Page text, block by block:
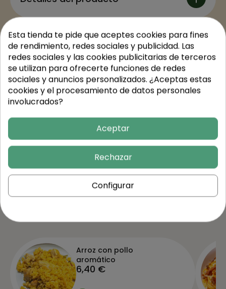
Valores nutricionales
Trusted Shops Reviews
Continúa
Arroz con pollo
aromático
6,40 €
Esta tienda te pide que aceptes cookies para fines
de rendimiento, redes sociales y publicidad. Las
redes sociales y las cookies publicitarias de terceros
se utilizan para ofrecerte funciones de redes
sociales y anuncios personalizados. ¿Aceptas estas
cookies y el procesamiento de datos personales
involucrados?
Aceptar
Rechazar
Configurar